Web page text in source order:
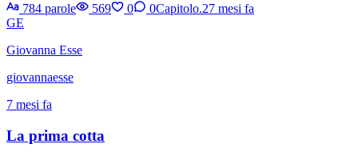
784 parole
569 0 0Capitolo.27 mesi fa
GE
Giovanna Esse
giovannaesse
7 mesi fa
La prima cotta